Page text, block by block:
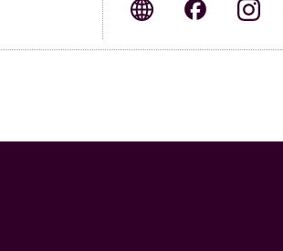
ce groupe.
Lincoln, Jill Scott, Nina Simone…